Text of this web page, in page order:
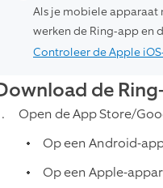
Als je mobiele apparaat
werken de Ring-app en
Controleer de Apple
de
Open de App Store/
Op een Android-
Op een Apple-